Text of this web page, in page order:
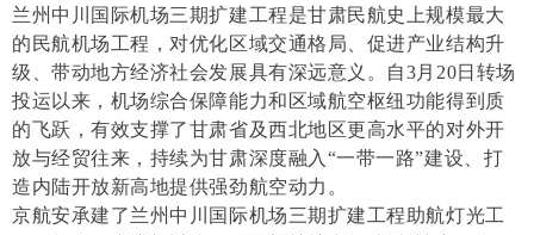
兰州中川国际机场三期扩建工程是甘肃民航史上规模最大
的民航机场工程，对优化区域交通格局、促进产业结构升
级、带动地方经济社会发展具有深远意义。自3月20日转场
投运以来，机场综合保障能力和区域航空枢纽功能得到质
的飞跃，有效支撑了甘肃省及西北地区更高水平的对外开
放与经贸往来，持续为甘肃深度融入“一带一路”建设、打
造内陆开放新高地提供强劲航空动力。
京航安承建了兰州中川国际机场三期扩建工程助航灯光工